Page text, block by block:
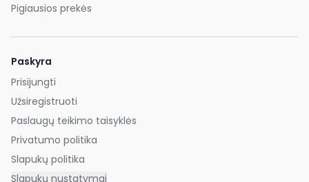
Pigiausios prekės
Paskyra
Prisijungti
Užsiregistruoti
Paslaugų teikimo taisyklės
Privatumo politika
Slapukų politika
Slapukų nustatymai